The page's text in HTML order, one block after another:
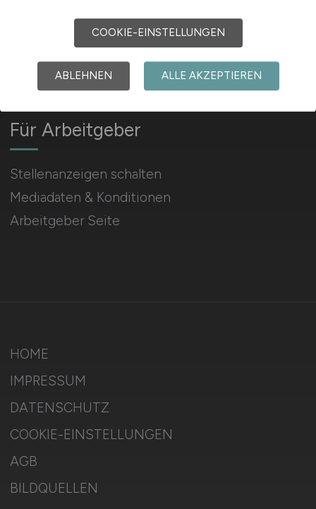
Social Media & Networks
Gleichberechtigung & Vielfalt
Für Arbeitgeber
Stellenanzeigen schalten
Mediadaten & Konditionen
Arbeitgeber Seite
HOME
IMPRESSUM
DATENSCHUTZ
COOKIE-EINSTELLUNGEN
AGB
BILDQUELLEN
COOKIE-EINSTELLUNGEN
ABLEHNEN ALLE AKZEPTIEREN